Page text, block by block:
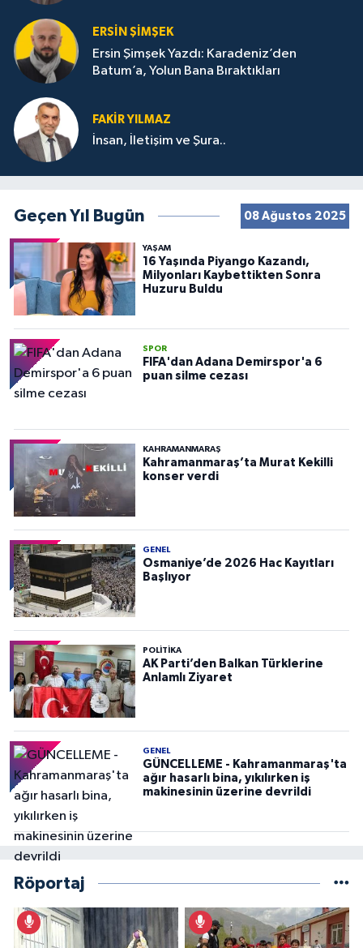
ERSIN ŞIMŞEK
Ersin Şimşek Yazdı: Karadeniz’den
Batum’a, Yolun Bana Bıraktıkları
FAKIR YILMAZ
İnsan, İletişim ve Şura..
Geçen Yıl Bugün 08 Ağustos 2025
YAŞAM
16 Yaşında Piyango Kazandı,
Milyonları Kaybettikten Sonra
Huzuru Buldu
SPOR
FIFA'dan Adana Demirspor'a 6
puan silme cezası
KAHRAMANMARAŞ
Kahramanmaraş’ta Murat Kekilli
konser verdi
GENEL
Osmaniye’de 2026 Hac Kayıtları
Başlıyor
POLITIKA
AK Parti’den Balkan Türklerine
Anlamlı Ziyaret
GENEL
GÜNCELLEME - Kahramanmaraş'ta
ağır hasarlı bina, yıkılırken iş
makinesinin üzerine devrildi
Röportaj